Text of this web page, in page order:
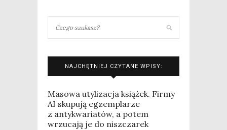
NAJCHĘTNIEJ CZYTANE WPISY:
Masowa utylizacja książek. Firmy
AI skupują egzemplarze
z antykwariatów, a potem
wrzucają je do niszczarek